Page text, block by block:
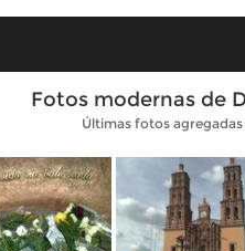
Fotos modernas de
Últimas fotos agregadas